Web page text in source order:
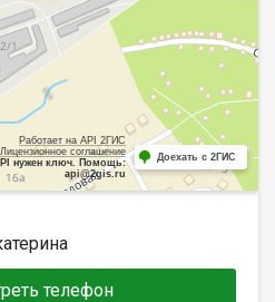
Работает на API 2ГИС
Лицензионное соглашение
нужен ключ. Помощь:
api@2gis.ru
Доехать с 2ГИС
телефон